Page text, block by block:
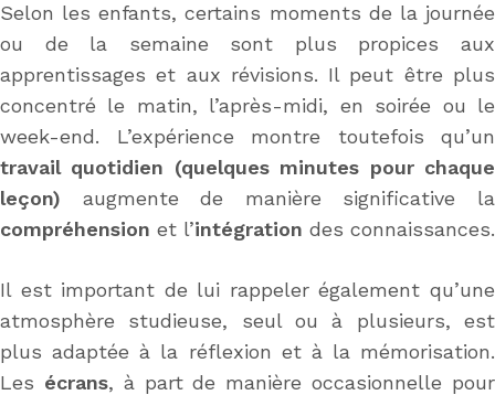
Selon les enfants, certains moments de la journée
ou de la semaine sont plus propices aux
apprentissages et aux révisions. Il peut être plus
concentré le matin, l’après-midi, en soirée ou le
week-end. L’expérience montre toutefois qu’un
travail quotidien (quelques minutes pour chaque
leçon) augmente de manière significative la
compréhension et l’intégration des connaissances.
Il est important de lui rappeler également qu’une
atmosphère studieuse, seul ou à plusieurs, est
plus adaptée à la réflexion et à la mémorisation.
Les écrans, à part de manière occasionnelle pour